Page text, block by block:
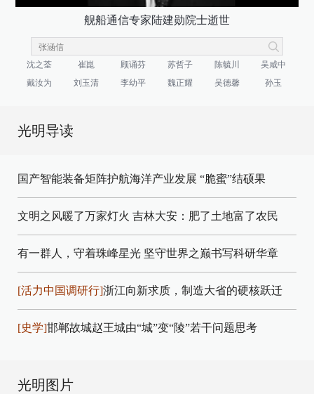
舰船通信专家陆建勋院士逝世
沈之荃 崔崑 顾诵芬 苏哲子 陈毓川
吴咸中
戴汝为
刘玉清 李幼平 魏正耀 吴德馨 孙玉
光明导读
国产智能装备矩阵护航海洋产业发展 “脆蜜”结硕果
文明之风暖了万家灯火 吉林大安：肥了土地富了农民
有一群人，守着珠峰星光 坚守世界之巅书写科研华章
[活力中国调研行]浙江向新求质，制造大省的硬核跃迁
[史学]邯郸故城赵王城由“城”变“陵”若干问题思考
光明图片